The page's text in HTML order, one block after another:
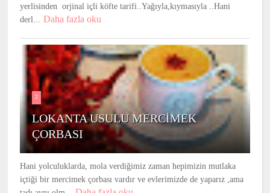
yerlisinden orjinal içli köfte tarifi..Yağıyla,kıymasıyla ..Hani
derl...
Daha fazla oku
2
LOKANTA USULU MERCİMEK
ÇORBASI
Hani yolculuklarda, mola verdiğimiz zaman hepimizin mutlaka
içtiği bir mercimek çorbası vardır ve evlerimizde de yaparız ,ama